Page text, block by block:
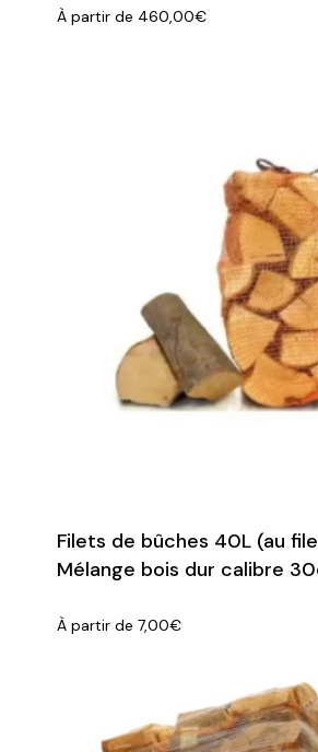
À partir de 460,00€
Filets de bûches 40L (au
Mélange bois dur calibre
À partir de 7,00€